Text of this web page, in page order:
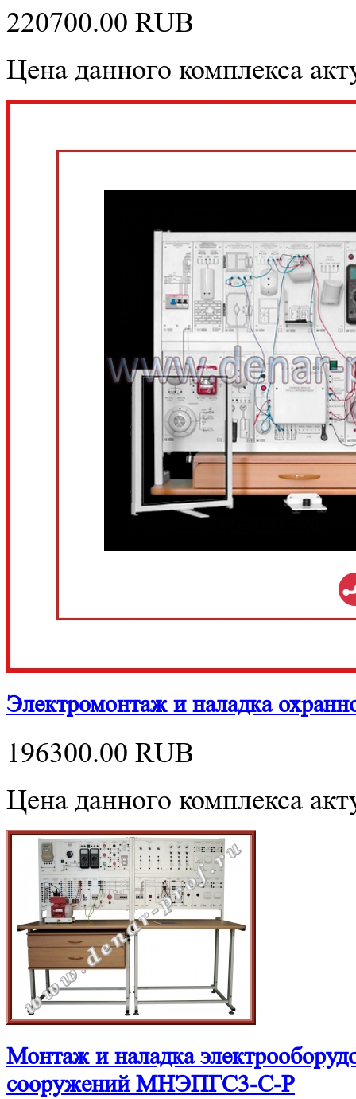
220700.00 RUB
Цена данного комплекса
Электромонтаж и наладка
196300.00 RUB
Цена данного комплекса
Монтаж и наладка
сооружений МНЭПГС3-С-Р